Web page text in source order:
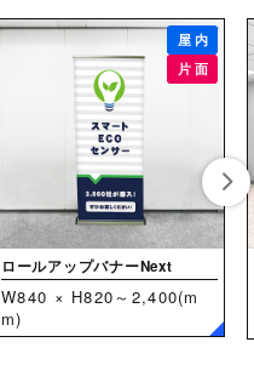
屋内
片面
ロールアップバナーNext
W840 × H820～2,400(m
m)